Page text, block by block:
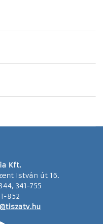
Kft.
István út 16.
341-755
852